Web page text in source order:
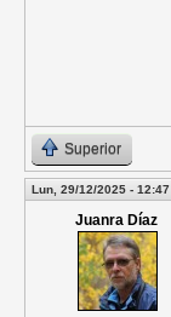
Superior
Lun, 29/12/2025 - 12:47
Juanra Díaz